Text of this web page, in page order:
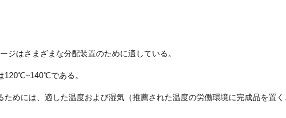
ジはさまざまな分配装置のために適している。
120℃~140℃である。
ためには、適した温度および湿気（推薦された温度の労働環境に完成品を置